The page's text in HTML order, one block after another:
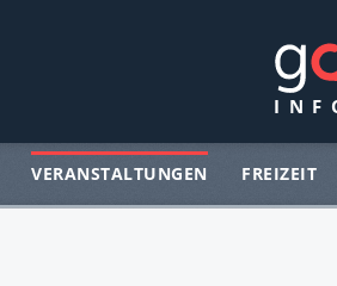
VERANSTALTUNGEN FREIZEIT